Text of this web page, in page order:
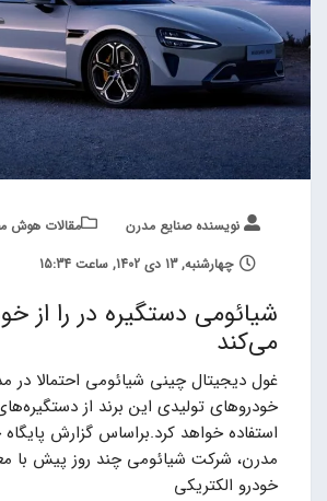
نویسنده صنایع مدرن
مقالات هوش
چهارشنبه, 13 دی 1402, ساعت 15:34
شیائومی دستگیره در را از
می‌کند
غول دیجیتال چینی شیائومی احتمالا در
خودروهای تولیدی این برند از
استفاده خواهد کرد.براساس گزارش
مدرن، شرکت شیائومی چند روز پیش با
خودرو الکتریکی